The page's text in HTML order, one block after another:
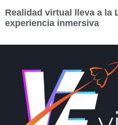
Realidad virtual lleva a la
experiencia inmersiva